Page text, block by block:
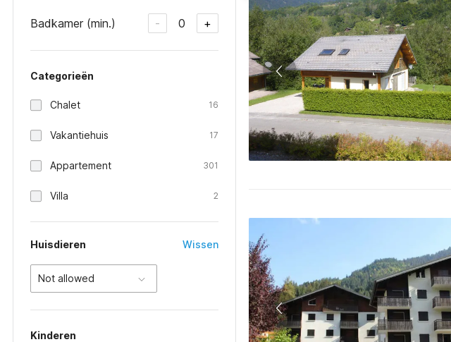
Badkamer (min.) - 0 +
Categorieën
Chalet 16
Vakantiehuis 17
Appartement 301
Villa 2
Huisdieren Wissen
Not allowed
Kinderen